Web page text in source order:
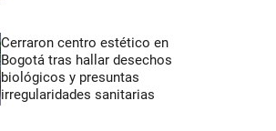
Cerraron centro estético en
Bogotá tras hallar desechos
biológicos y presuntas
irregularidades sanitarias